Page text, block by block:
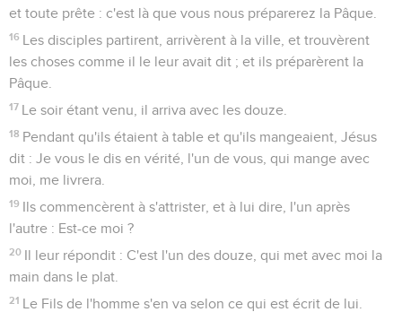
et toute prête : c'est là que vous nous préparerez la Pâque.
16 Les disciples partirent, arrivèrent à la ville, et trouvèrent
les choses comme il le leur avait dit ; et ils préparèrent la
Pâque.
17 Le soir étant venu, il arriva avec les douze.
18 Pendant qu'ils étaient à table et qu'ils mangeaient, Jésus
dit : Je vous le dis en vérité, l'un de vous, qui mange avec
moi, me livrera.
19 Ils commencèrent à s'attrister, et à lui dire, l'un après
l'autre : Est-ce moi ?
20 Il leur répondit : C'est l'un des douze, qui met avec moi la
main dans le plat.
21 Le Fils de l'homme s'en va selon ce qui est écrit de lui.